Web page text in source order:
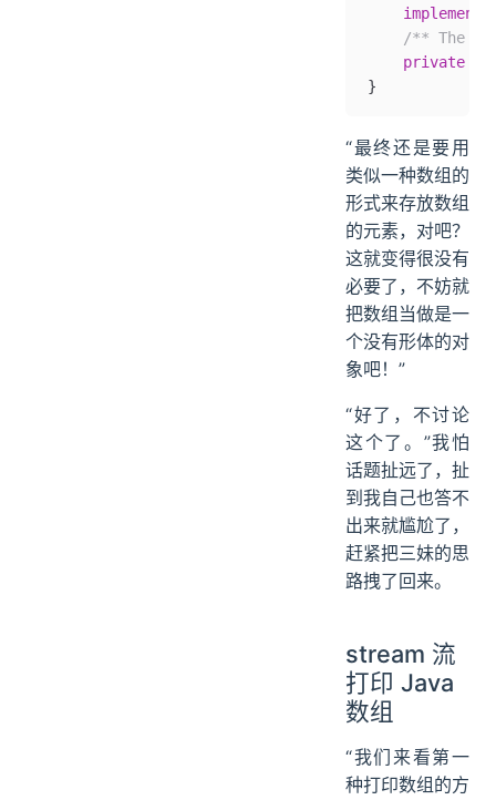
    implements
/** The
    private
}
“最终还是要用
类似一种数组的
形式来存放数组
的元素，对吧？
这就变得很没有
必要了，不妨就
把数组当做是一
个没有形体的对
象吧！”
“好了，不讨论
这个了。”我怕
话题扯远了，扯
到我自己也答不
出来就尴尬了，
赶紧把三妹的思
路拽了回来。
stream 流
打印 Java
数组
“我们来看第一
种打印数组的方